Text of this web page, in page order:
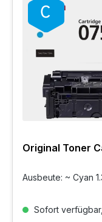
Original Toner
Ausbeute: ~ Cyan
Sofort